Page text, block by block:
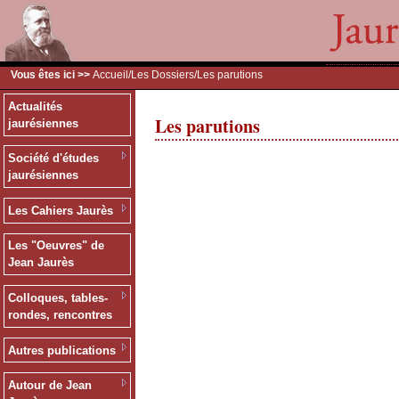
Vous êtes ici >> Accueil /Les Dossiers/Les parutions
Actualités
jaurésiennes
Société d'études
jaurésiennes
Les Cahiers Jaurès
Les "Oeuvres" de
Jean Jaurès
Colloques, tables-
rondes, rencontres
Autres publications
Autour de Jean
Les parutions